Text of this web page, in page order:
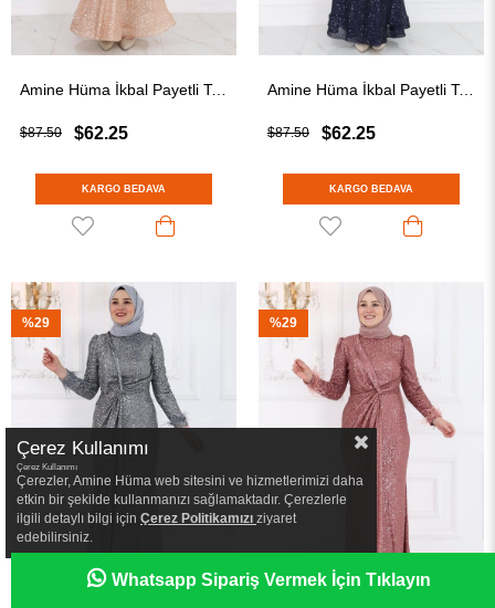
Amine Hüma İkbal Payetli Tesettür Abiye Gold
$62.25
$87.50
KARGO BEDAVA
Amine Hüma İkbal Payetli Tesettür Abiye Lacivert
$62.25
$87.50
KARGO BEDAVA
%29 %29
Whatsapp Sipariş Vermek İçin Tıklayın
Çerez Kullanımı
Çerez Kullanımı
Çerezler, Amine Hüma web sitesini ve hizmetlerimizi daha
etkin bir şekilde kullanmanızı sağlamaktadır. Çerezlerle
ilgili detaylı bilgi için Çerez Politikamızı ziyaret
edebilirsiniz.